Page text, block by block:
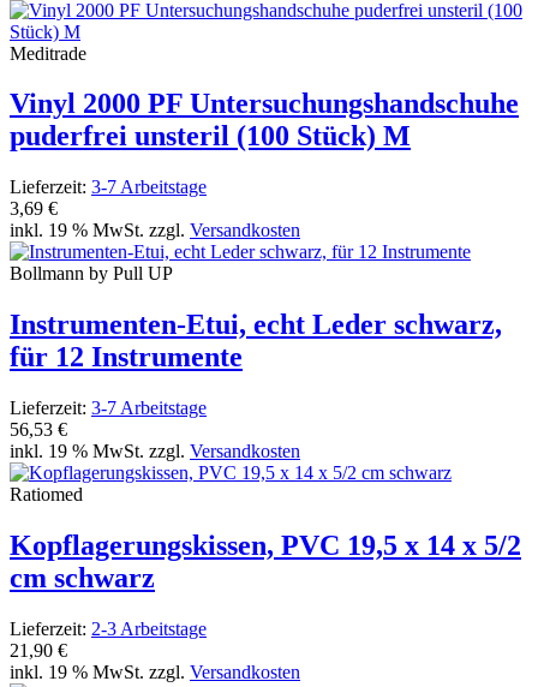
Meditrade
Vinyl 2000 PF Untersuchungshandschuhe
puderfrei unsteril (100 Stück) M
Lieferzeit: 3-7 Arbeitstage
3,69 €
inkl. 19 % MwSt. zzgl. Versandkosten
Bollmann by Pull UP
Instrumenten-Etui, echt Leder schwarz,
für 12 Instrumente
Lieferzeit: 3-7 Arbeitstage
56,53 €
inkl. 19 % MwSt. zzgl. Versandkosten
Ratiomed
Kopflagerungskissen, PVC 19,5 x 14 x 5/2
cm schwarz
Lieferzeit: 2-3 Arbeitstage
21,90 €
inkl. 19 % MwSt. zzgl. Versandkosten